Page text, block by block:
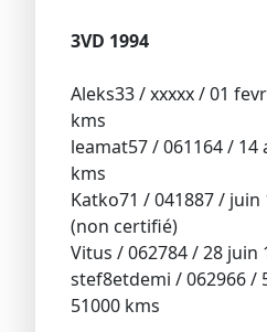
3VD 1994
Aleks33 / xxxxx / 01
kms
leamat57 / 061164 / 14
kms
Katko71 / 041887 / juin
(non certifié)
Vitus / 062784 / 28 juin
stef8etdemi / 062966 /
51000 kms